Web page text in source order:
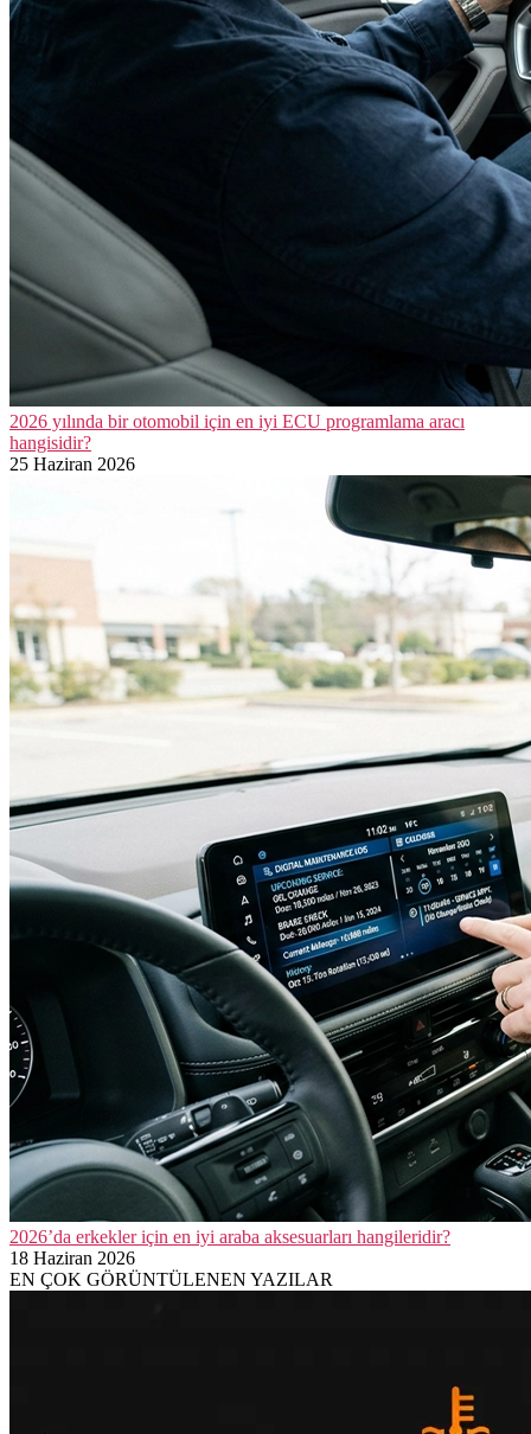
2026 yılında bir otomobil için en iyi ECU programlama aracı
hangisidir?
25 Haziran 2026
2026’da erkekler için en iyi araba aksesuarları hangileridir?
18 Haziran 2026
EN ÇOK GÖRÜNTÜLENEN YAZILAR